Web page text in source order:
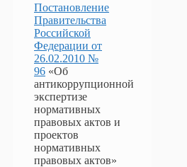
Постановление
Правительства
Российской
Федерации от
26.02.2010 №
96 «Об
антикоррупционной
экспертизе
нормативных
правовых актов и
проектов
нормативных
правовых актов»